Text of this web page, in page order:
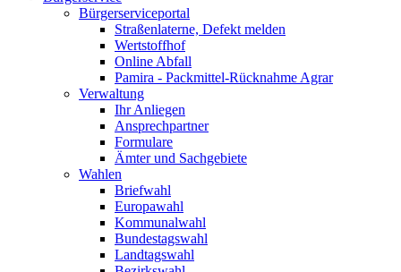
Bürgerserviceportal
Straßenlaterne, Defekt melden
Wertstoffhof
Online Abfall
Pamira - Packmittel-Rücknahme Agrar
Verwaltung
Ihr Anliegen
Ansprechpartner
Formulare
Ämter und Sachgebiete
Wahlen
Briefwahl
Europawahl
Kommunalwahl
Bundestagswahl
Landtagswahl